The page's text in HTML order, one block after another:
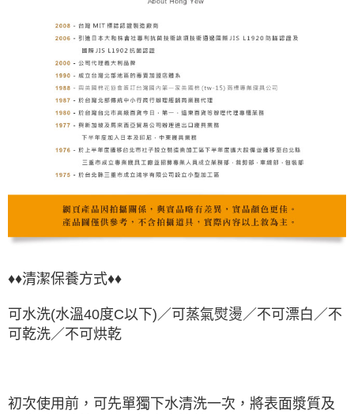
♦♦清潔保養方式♦♦
可水洗(水溫40度C以下)／可蒸氣熨燙／不可漂白／不
可乾洗／不可烘乾
初次使用前，可先單獨下水清洗一次，將表面漿質及